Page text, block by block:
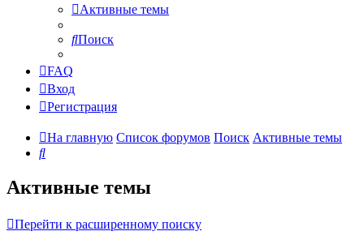
Активные темы
Поиск
FAQ
Вход
Регистрация
На главную Список форумов Поиск Активные темы
Поиск
Активные темы
Перейти к расширенному поиску